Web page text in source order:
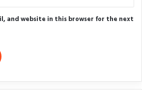
and website in this browser for the next